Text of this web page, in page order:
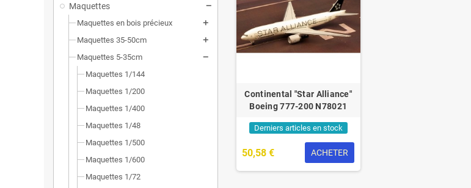
Maquettes
Maquettes en bois précieux
Maquettes 35-50cm
Maquettes 5-35cm
Maquettes 1/144
Maquettes 1/200
Maquettes 1/400
Maquettes 1/48
Maquettes 1/500
Maquettes 1/600
Maquettes 1/72
Continental "Star Alliance"
Boeing 777-200 N78021
Derniers articles en stock
50,58 € ACHETER